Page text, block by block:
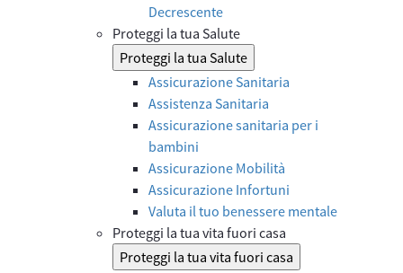
Decrescente
Proteggi la tua Salute
Proteggi la tua Salute
Assicurazione Sanitaria
Assistenza Sanitaria
Assicurazione sanitaria per i
bambini
Assicurazione Mobilità
Assicurazione Infortuni
Valuta il tuo benessere mentale
Proteggi la tua vita fuori casa
Proteggi la tua vita fuori casa